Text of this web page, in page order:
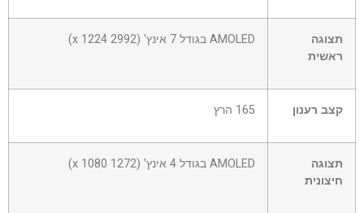
תצוגה
ראשית
AMOLED בגודל 7 אינץ' (2992 x 1224)
קצב רענון 165 הרץ
תצוגה
חיצונית
AMOLED בגודל 4 אינץ' (1272 x 1080)